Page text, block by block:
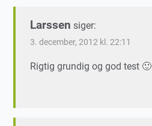
Larssen siger:
3. december, 2012 kl. 22:11
Rigtig grundig og god test 🙂